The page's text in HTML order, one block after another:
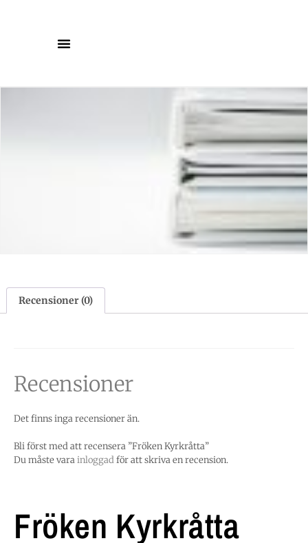
Recensioner (0)
Recensioner
Det finns inga recensioner än.
Bli först med att recensera ”Fröken Kyrkråtta”
Du måste varainloggadför att skriva en recension.
Fröken Kyrkråtta